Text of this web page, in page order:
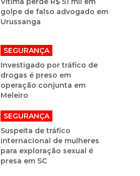
golpe de falso advogado em
Urussanga
SEGURANÇA
Investigado por tráfico de
drogas é preso em
operação conjunta em
Meleiro
SEGURANÇA
Suspeita de tráfico
internacional de mulheres
para exploração sexual é
presa em SC